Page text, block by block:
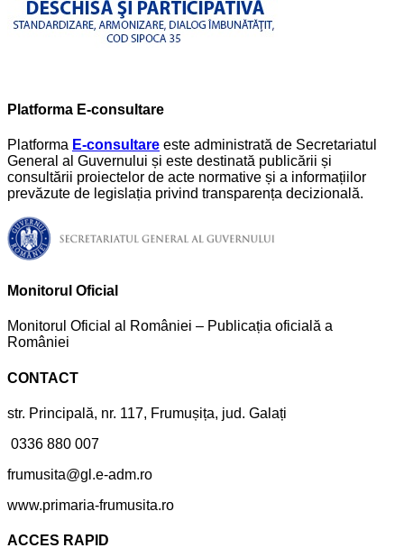
Platforma E-consultare
Platforma E-consultare este administrată de Secretariatul
General al Guvernului și este destinată publicării și
consultării proiectelor de acte normative și a informațiilor
prevăzute de legislația privind transparența decizională.
Monitorul Oficial
Monitorul Oficial al României – Publicația oficială a
României
CONTACT
str. Principală, nr. 117, Frumușița, jud. Galați
0336 880 007
frumusita@gl.e-adm.ro
www.primaria-frumusita.ro
ACCES RAPID